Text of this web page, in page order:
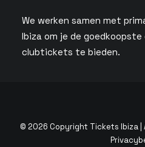
We werken samen met
Ibiza om je de
clubtickets te bieden.
© 2026 Copyright Tickets Ibiza |